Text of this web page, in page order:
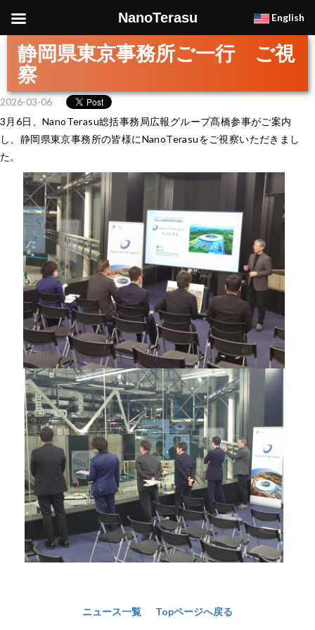
静岡県東京事務所ご一行 ご視
察
2026-03-06
3月6日、NanoTerasu総括事務局広報グループ髙橋参事がご案内
し、静岡県東京事務所の皆様にNanoTerasuをご視察いただきまし
た。
ニュース一覧 Topページへ戻る
NanoTerasu English